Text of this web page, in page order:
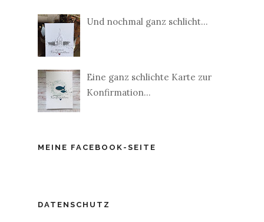
Und nochmal ganz schlicht...
Eine ganz schlichte Karte zur
Konfirmation...
MEINE FACEBOOK-SEITE
DATENSCHUTZ